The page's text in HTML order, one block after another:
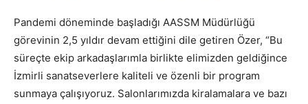
Pandemi döneminde başladığı AASSM Müdürlüğü
görevinin 2,5 yıldır devam ettiğini dile getiren Özer, “Bu
süreçte ekip arkadaşlarımla birlikte elimizden geldiğince
İzmirli sanatseverlere kaliteli ve özenli bir program
sunmaya çalışıyoruz. Salonlarımızda kiralamalara ve bazı